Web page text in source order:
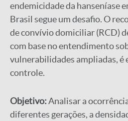
endemicidade da hanseníase
Brasil segue um desafio. O
de convívio domiciliar (RCD)
com base no entendimento
vulnerabilidades ampliadas, é
controle.
Objetivo:Analisar a
diferentes gerações, a